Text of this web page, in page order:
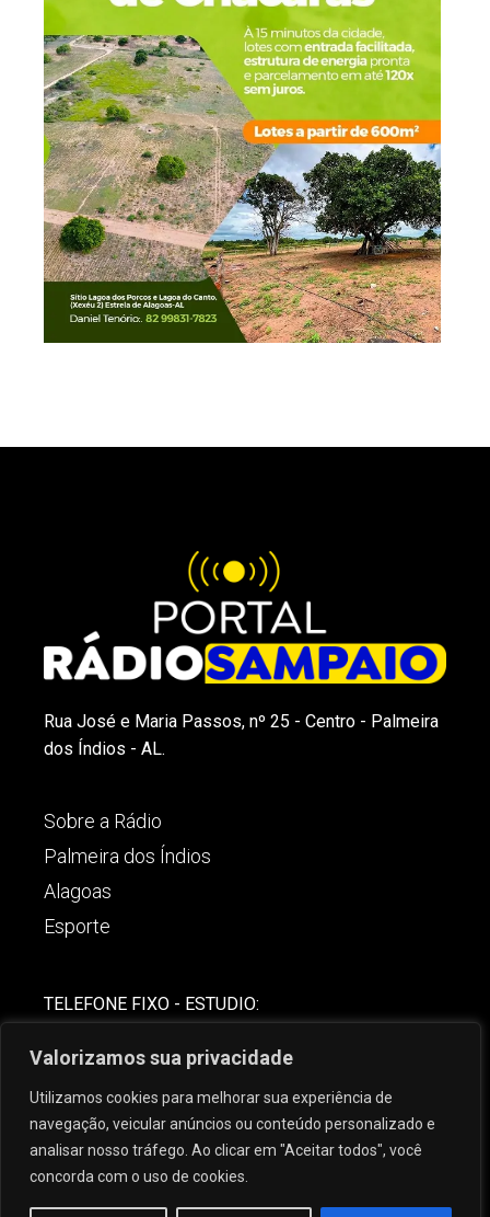
Valorizamos sua privacidade
Utilizamos cookies para melhorar sua experiência de
navegação, veicular anúncios ou conteúdo personalizado e
analisar nosso tráfego. Ao clicar em "Aceitar todos", você
concorda com o uso de cookies.
Rua José e Maria Passos, nº 25 - Centro - Palmeira
dos Índios - AL.
Sobre a Rádio
Palmeira dos Índios
Alagoas
Esporte
TELEFONE FIXO - ESTUDIO:
(82) 99621-8806